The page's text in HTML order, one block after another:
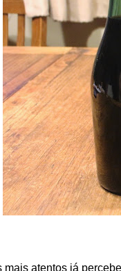
mais atentos já